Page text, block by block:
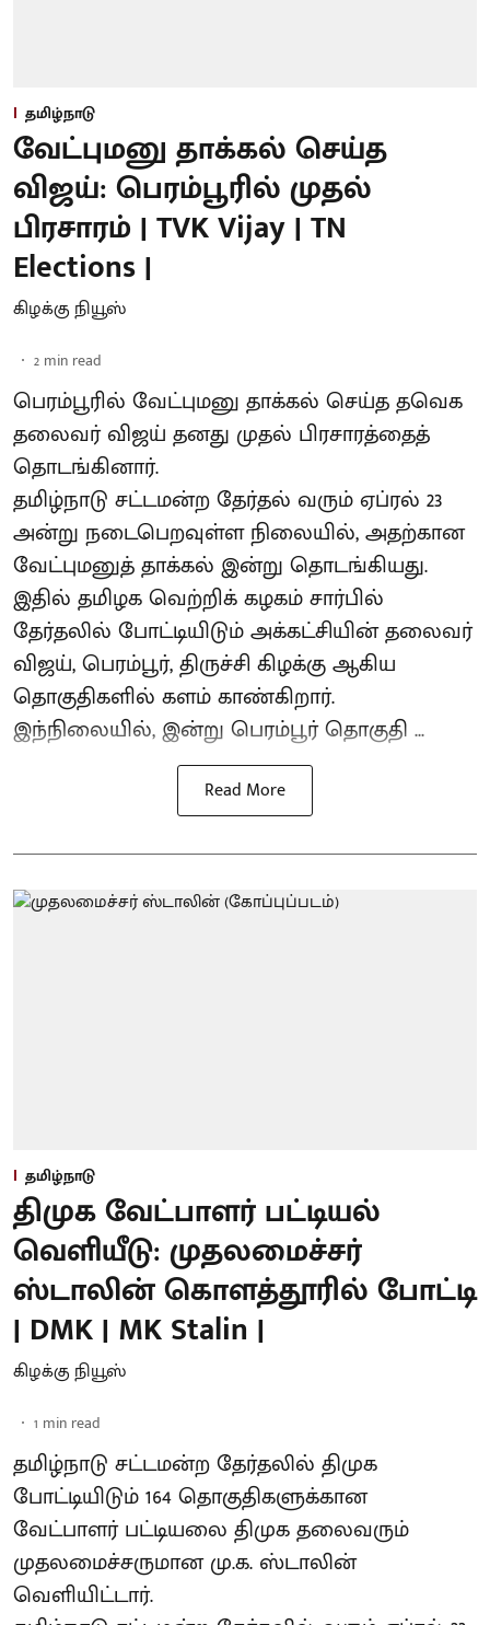
தமிழ்நாடு
வேட்புமனு தாக்கல் செய்த
விஜய்: பெரம்பூரில் முதல்
பிரசாரம் | TVK Vijay | TN
Elections |
கிழக்கு நியூஸ்
2 min read
பெரம்பூரில் வேட்புமனு தாக்கல் செய்த தவெக
தலைவர் விஜய் தனது முதல் பிரசாரத்தைத்
தொடங்கினார்.
தமிழ்நாடு சட்டமன்ற தேர்தல் வரும் ஏப்ரல் 23
அன்று நடைபெறவுள்ள நிலையில், அதற்கான
வேட்புமனுத் தாக்கல் இன்று தொடங்கியது.
இதில் தமிழக வெற்றிக் கழகம் சார்பில்
தேர்தலில் போட்டியிடும் அக்கட்சியின் தலைவர்
விஜய், பெரம்பூர், திருச்சி கிழக்கு ஆகிய
தொகுதிகளில் களம் காண்கிறார்.
இந்நிலையில், இன்று பெரம்பூர் தொகுதி ...
Read More
தமிழ்நாடு
திமுக வேட்பாளர் பட்டியல்
வெளியீடு: முதலமைச்சர்
ஸ்டாலின் கொளத்தூரில் போட்டி
| DMK | MK Stalin |
கிழக்கு நியூஸ்
1 min read
தமிழ்நாடு சட்டமன்ற தேர்தலில் திமுக
போட்டியிடும் 164 தொகுதிகளுக்கான
வேட்பாளர் பட்டியலை திமுக தலைவரும்
முதலமைச்சருமான மு.க. ஸ்டாலின்
வெளியிட்டார்.